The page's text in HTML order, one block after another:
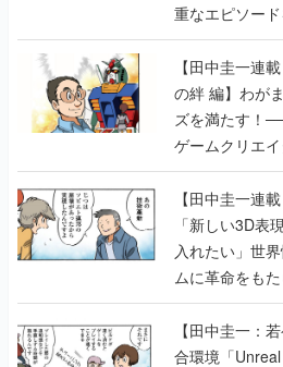
の絆 編】わが
ズを満たす！
ゲームクリエ
【若ゲのいた
【田中圭一連
「新しい3D表
入れたい」世
ムに革命をも
のいたり】
【田中圭一：
合環境「
で、開発環境
けソリューシ
に行って、よ